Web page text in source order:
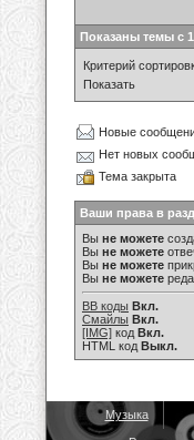
Показаны темы с
Критерий
Показать
Новые
Нет новых
Тема закрыта
Ваши права в
Вы не можете
Вы не можете
Вы не можете
Вы не можете
BB коды Вкл.
Смайлы Вкл.
[IMG] код Вкл.
HTML код Выкл.
Музыка